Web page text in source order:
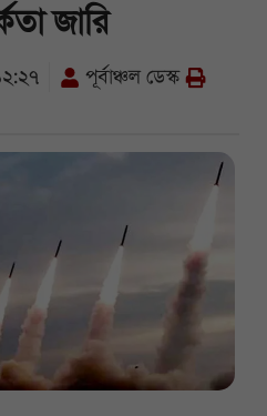
জারি
পূর্বাঞ্চল ডেস্ক